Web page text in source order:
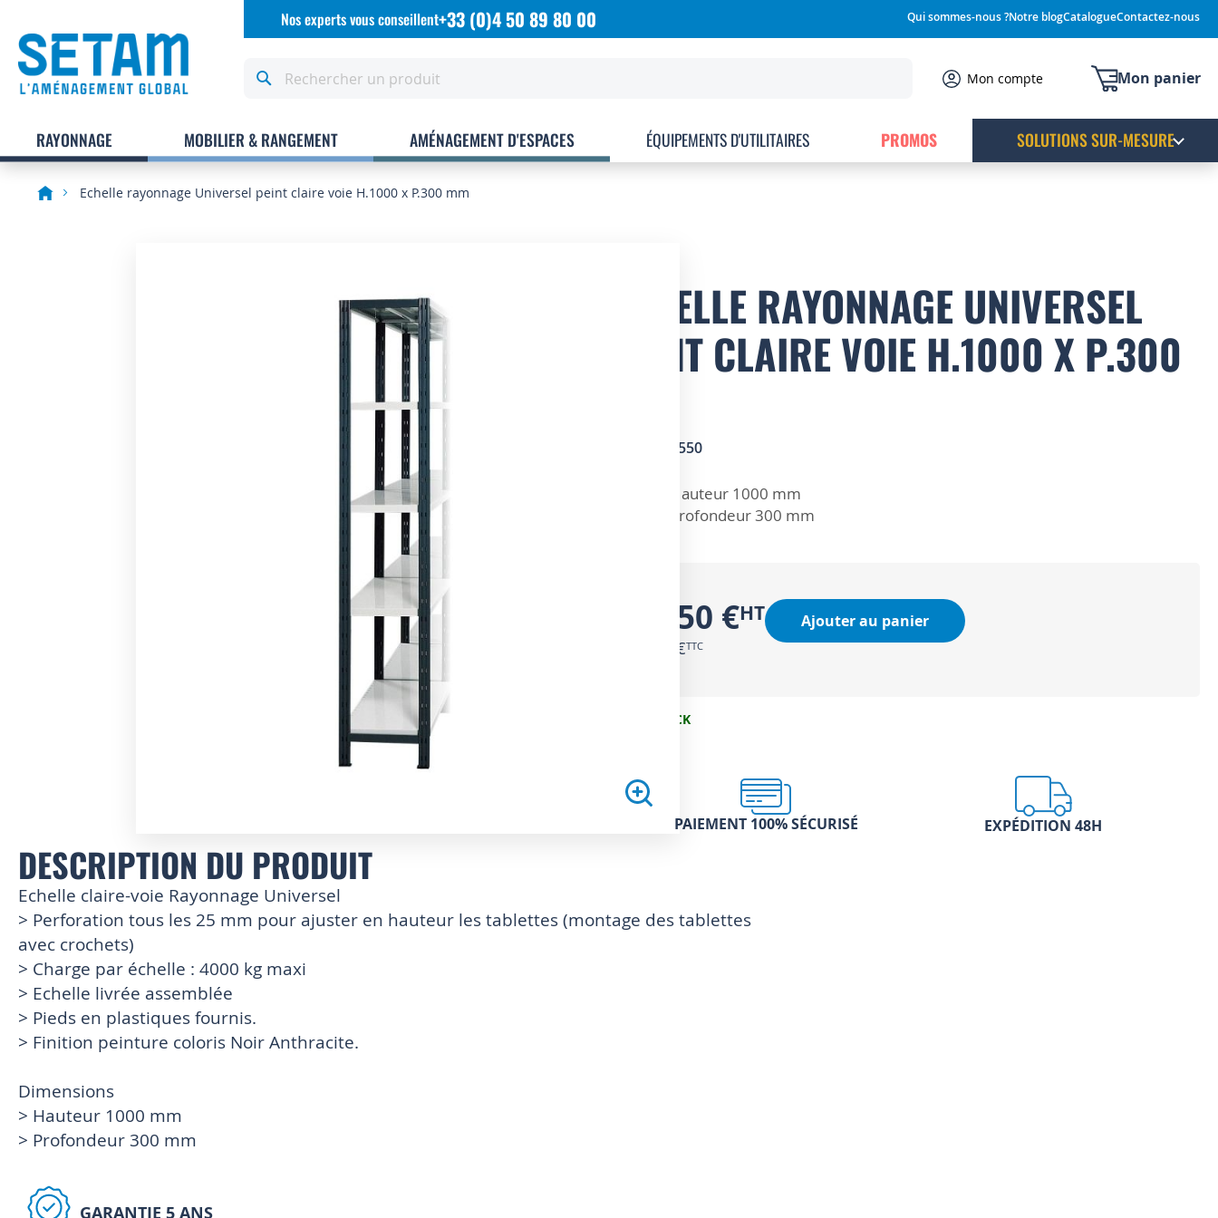
Allez
Qui sommes-nous ?Notre blogCatalogueContactez-nous
Nos experts vous conseillent+33 (0)4 50 89 80 00
Mon panier
Mon compte
RAYONNAGE MOBILIER & RANGEMENT AMÉNAGEMENT D'ESPACES ÉQUIPEMENTS D'UTILITAIRES PROMOS SOLUTIONS SUR-MESURE
Echelle rayonnage Universel peint claire voie H.1000 x P.300 mm
to
the
beginning
of
the
images
gallery
ECHELLE RAYONNAGE UNIVERSEL
PEINT CLAIRE VOIE H.1000 X P.300
1602550
Hauteur 1000 mm
Profondeur 300 mm
29,50 €
35,40 €
Ajouter au panier
EN STOCK
PAIEMENT 100% SÉCURISÉ EXPÉDITION 48H
DESCRIPTION DU PRODUIT
Echelle claire-voie Rayonnage Universel
> Perforation tous les 25 mm pour ajuster en hauteur les tablettes (montage des tablettes
avec crochets)
> Charge par échelle : 4000 kg maxi
> Echelle livrée assemblée
> Pieds en plastiques fournis.
> Finition peinture coloris Noir Anthracite.
Dimensions
> Hauteur 1000 mm
> Profondeur 300 mm
GARANTIE 5 ANS